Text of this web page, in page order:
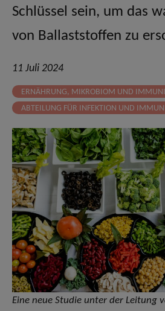
Schlüssel sein, um das
von Ballaststoffen zu
11 Juli 2024
ERNÄHRUNG, MIKROBIOM UND
ABTEILUNG FÜR INFEKTION UND
Eine neue Studie unter der Leitung